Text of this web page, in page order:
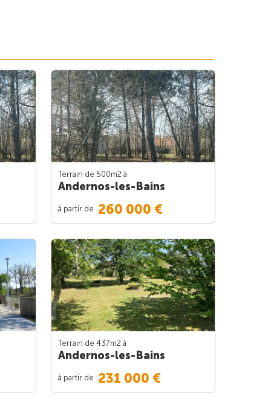
Terrain de 500m2 à
Andernos-les-Bains
à partir de 260 000 €
Terrain de 437m2 à
Andernos-les-Bains
à partir de 231 000 €